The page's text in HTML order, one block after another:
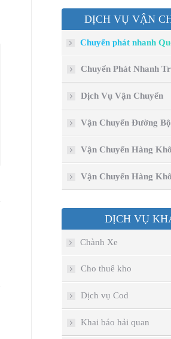
opens
window
opens
new
window
opens
new
window
opens
window
DỊCH VỤ VẬN
Chuyển phát nhanh
Chuyển Phát Nhanh
Dịch Vụ Vận Chuyển
Vận Chuyển Đường Bộ
Vận Chuyển Hàng
Vận Chuyển Hàng
DỊCH VỤ
Chành Xe
Cho thuê kho
Dịch vụ Cod
Khai báo hải quan